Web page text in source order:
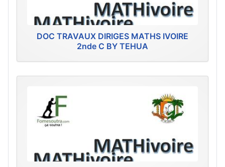
DOC TRAVAUX DIRIGES MATHS IVOIRE
2nde C BY TEHUA